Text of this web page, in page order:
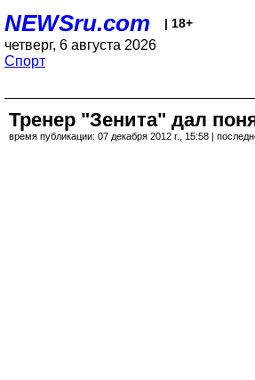
NEWSru.com | 18+
четверг, 6 августа 2026
Спорт
Тренер "Зенита" дал
время публикации: 07 декабря 2012 г., 15:58 |